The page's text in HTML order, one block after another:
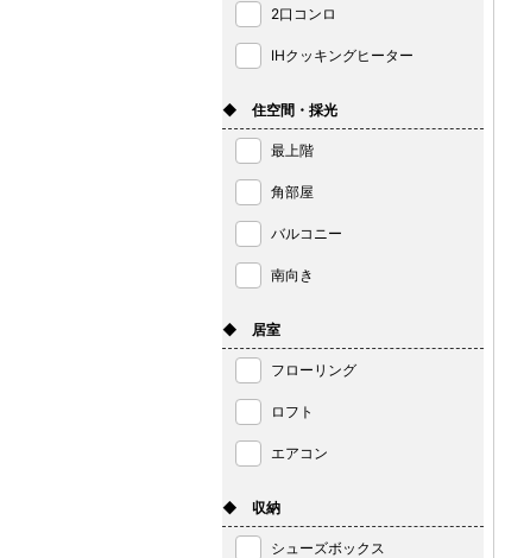
2口コンロ
IHクッキングヒーター
◆ 住空間・採光
最上階
角部屋
バルコニー
南向き
◆ 居室
フローリング
ロフト
エアコン
◆ 収納
シューズボックス